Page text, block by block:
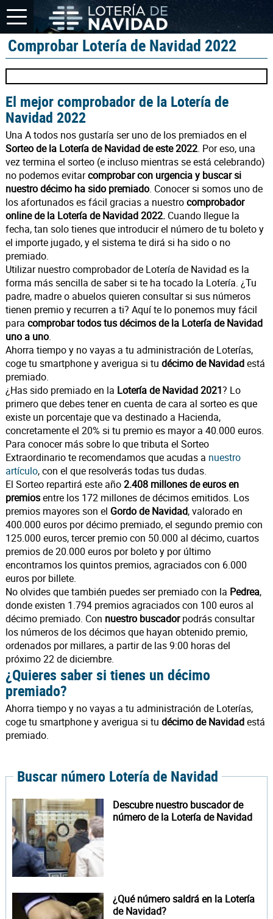
Comprobar Lotería de Navidad 2022
El mejor comprobador de la Lotería de
Navidad 2022
Una A todos nos gustaría ser uno de los premiados en el
Sorteo de la Lotería de Navidad de este 2022. Por eso, una
vez termina el sorteo (e incluso mientras se está celebrando)
no podemos evitarcomprobar con urgencia y buscar si
nuestro décimo ha sido premiado. Conocer si somos uno de
los afortunados es fácil gracias a nuestrocomprobador
online de la Lotería de Navidad 2022.Cuando llegue la
fecha, tan solo tienes que introducir el número de tu boleto y
el importe jugado, y el sistema te dirá si ha sido o no
premiado.
Utilizar nuestro comprobador de Lotería de Navidad es la
forma más sencilla de saber si te ha tocado la Lotería. ¿Tu
padre, madre o abuelos quieren consultar si sus números
tienen premio y recurren a ti? Aquí te lo ponemos muy fácil
para comprobar todos tus décimos de la Lotería de Navidad
uno a uno.
Ahorra tiempo y no vayas a tu administración de Loterías,
coge tu smartphone y averigua si tu décimo de Navidadestá
premiado.
¿Has sido premiado en la Lotería de Navidad 2021? Lo
primero que debes tener en cuenta de cara al sorteo es que
existe un porcentaje que va destinado a Hacienda,
concretamente el 20% si tu premio es mayor a 40.000 euros.
Para conocer más sobre lo que tributa el Sorteo
Extraordinario te recomendamos que acudas a nuestro
artículo, con el que resolverás todas tus dudas.
El Sorteo repartirá este año2.408 millones de euros en
premiosentre los 172 millones de décimos emitidos. Los
premios mayores son el Gordo de Navidad, valorado en
400.000 euros por décimo premiado, el segundo premio con
125.000 euros, tercer premio con 50.000 al décimo, cuartos
premios de 20.000 euros por boleto y por último
encontramos los quintos premios, agraciados con 6.000
euros por billete.
No olvides que también puedes ser premiado con la Pedrea,
donde existen 1.794 premios agraciados con 100 euros al
décimo premiado. Con nuestro buscadorpodrás consultar
los números de los décimos que hayan obtenido premio,
ordenados por millares, a partir de las 9:00 horas del
próximo 22 de diciembre.
¿Quieres saber si tienes un décimo
premiado?
Ahorra tiempo y no vayas a tu administración de Loterías,
coge tu smartphone y averigua si tu décimo de Navidadestá
premiado.
Buscar número Lotería de Navidad
Descubre nuestro buscador de
número de la Lotería de Navidad
¿Qué número saldrá en la Lotería
de Navidad?